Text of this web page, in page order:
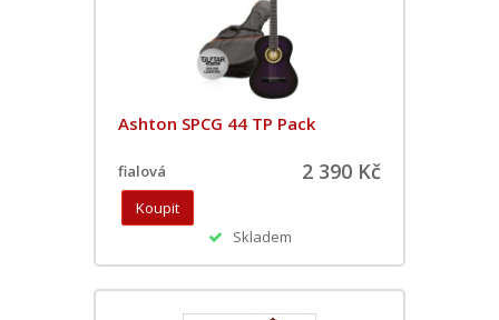
Ashton SPCG 44 TP Pack
fialová 2 390 Kč
Skladem